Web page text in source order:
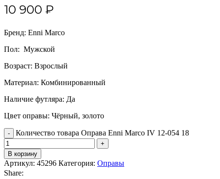
10 900 ₽
Бренд: Enni Marco
Пол: Мужской
Возраст: Взрослый
Материал: Комбинированный
Наличие футляра: Да
Цвет оправы: Чёрный, золото
Количество товара Оправа Enni Marco IV 12-054 18
В корзину
Артикул: 45296 Категория: Оправы
Share: